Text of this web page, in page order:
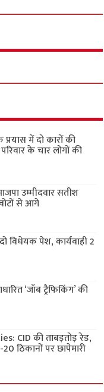
में दो कारों की
के चार लोगों की
उम्मीदवार सतीश
से आगे
विधेयक पेश, कार्यवाही 2
‘जॉब ट्रैफिकिंग’ की
CID की ताबड़तोड़ रेड,
ठिकानों पर छापेमारी